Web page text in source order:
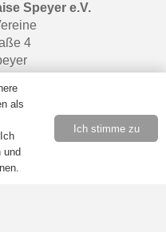
Speyer e.V.
4
bis 13:00 Uhr.
Facebook
als
und
Ich stimme zu